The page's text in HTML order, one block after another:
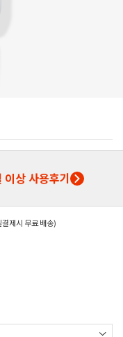
이상 사용후기
제시 무료 배송)